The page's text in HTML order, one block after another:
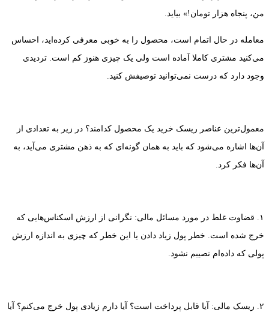
من، پنجاه هزار تومان!» بیاید.
معامله در حال اتمام است، محصول را به خوبی معرفی کرده‌اید، احساس
می‌کنید مشتری کاملا آماده است ولی یک چیزی هنوز کم است. تردیدی
وجود دارد که درست نمی‌توانید توصیفش کنید.
معمول‌ترین عناصر ریسک خرید یک محصول کدامند؟ در زیر به تعدادی از
آن‌ها اشاره می‌شود که باید به همان گونه‌ای که به ذهن مشتری می‌آید، به
آن‌ها فکر کرد.
۱. قضاوت غلط در مورد مسائل مالی: نگرانی از ارزش اسکناس‌هایی که
خرج شده است. خطر پول زیاد دادن یا این خطر که چیزی به اندازه ارزش
پولی که داده‌ام نصیبم نشود.
۲. ریسک مالی: آیا قابل پرداخت است؟ آیا دارم زیادی پول خرج می‌کنم؟ آیا